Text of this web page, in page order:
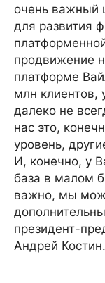
очень важный
для развития
продвижение
платформе
млн клиентов,
далеко не
нас это,
уровень,
И, конечно, у
база в малом
важно, мы
президент-
Андрей Костин.